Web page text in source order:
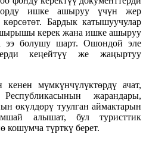
ишке ашыруу үчүн жер
Бардык катышуучулар
керек жана ишке ашыруу
ээ болушу шарт. Ошондой эле
кеңейтүү же жаңыртуу
кенен мүмкүнчүлүктөрдү ачат,
жарандары,
өкүлдөрү туулган аймактарын
алышат, бул туристтик
кошумча түрткү берет.